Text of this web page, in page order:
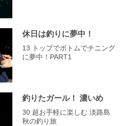
休日は釣りに夢中！
13 トップでボトムでチニング
に夢中！PART1
釣りたガール！ 濃いめ
30 超お手軽に楽しむ 淡路島
秋の釣り旅